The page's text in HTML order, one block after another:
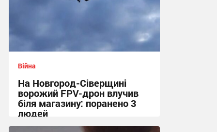
Війна
На Новгород-Сіверщині
ворожий FPV-дрон влучив
біля магазину: поранено 3
людей